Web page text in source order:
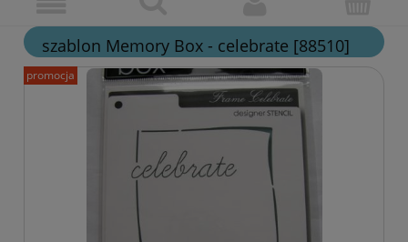
szablon Memory Box - celebrate [88510]
promocja